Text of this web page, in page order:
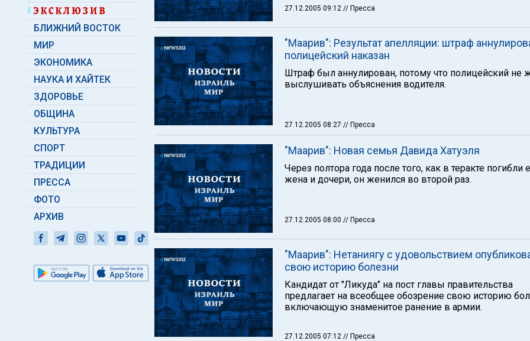
БЛИЖНИЙ ВОСТОК
МИР
ЭКОНОМИКА
НАУКА И ХАЙТЕК
ЗДОРОВЬЕ
ОБЩИНА
КУЛЬТУРА
СПОРТ
ТРАДИЦИИ
ПРЕССА
ФОТО
АРХИВ
27.12.2005 09:12 // Пресса
"Маарив": Результат апелляции: штраф
полицейский наказан
Штраф был аннулирован, потому что полицейский не
выслушивать объяснения водителя.
27.12.2005 08:27 // Пресса
"Маарив": Новая семья Давида Хатуэля
Через полтора года после того, как в теракте погибли
жена и дочери, он женился во второй раз.
27.12.2005 08:00 // Пресса
"Маарив": Нетаниягу с удовольствием
свою историю болезни
Кандидат от "Ликуда" на пост главы правительства
предлагает на всеобщее обозрение свою историю
включающую знаменитое ранение в армии.
27.12.2005 07:12 // Пресса